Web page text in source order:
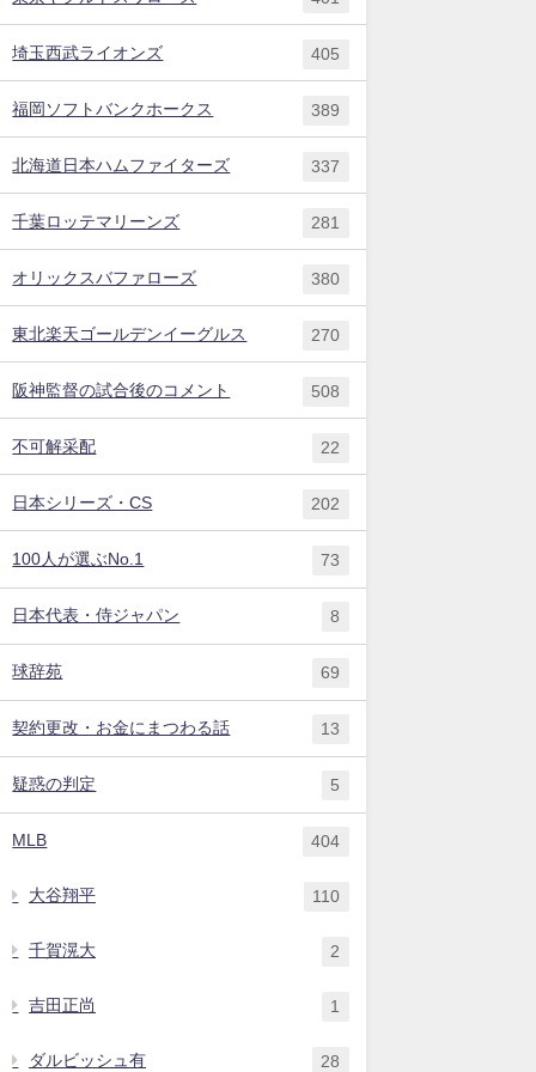
埼玉西武ライオンズ 405
福岡ソフトバンクホークス 389
北海道日本ハムファイターズ 337
千葉ロッテマリーンズ 281
オリックスバファローズ 380
東北楽天ゴールデンイーグルス 270
阪神監督の試合後のコメント 508
不可解采配 22
日本シリーズ・CS 202
100人が選ぶNo.1 73
日本代表・侍ジャパン 8
球辞苑 69
契約更改・お金にまつわる話 13
疑惑の判定 5
MLB 404
大谷翔平 110
千賀滉大 2
吉田正尚 1
ダルビッシュ有 28